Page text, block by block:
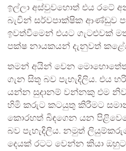
ඉල්ලා අස්වුවහොත් එය රටේ
බැවින් සර්වපාක්ෂික ආණ්ඩුව
ඉවත්වීමෙන් එයට ගැටළුවක්
පක්ෂ නායකයන් දැනුවත්
තමන් අයින් වෙන මොහොතේත්
ගැන සිතූ බව පැහැදිලිය. එය
යන්න සුදානම් වන්නකු එම
හිමි කරුට කටයුතු කිරීමට
කොරහත් බිඳගෙන යන
බව පැහැදිලිය. නමුත්
දෙයක් රටට වෙන්න කියා